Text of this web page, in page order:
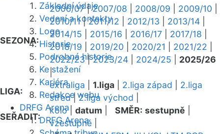
Základní údaje
Vedení a kontakty
Logo
Historie
Podrobná historie
Ke stažení
Kariéra
Redakce webu
DRFG Arena
DRFG Arena
SEZONA:
2006/07|2007/08 2008/09 2009/10
2010/11|2011/12 2012/13 2013/14
2014/15
2015/16 2016/17 2017/18
2018/19
2019/20 2020/21 2021/22
2022/23|2023/24 2024/25
2025/26
|
LIGA:
extraliga 1.liga 2.liga západ
2.liga
střed|2.liga východ
SEŘADIT:
kolo| datum SMĚR: sestupně
vzestupně